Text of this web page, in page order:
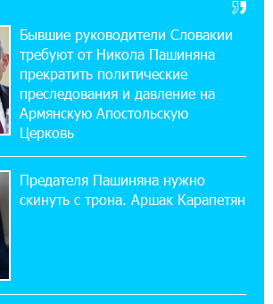
приложении Юнибанка теперь
зарегистрироваться также с помощью
31-07-2026
бонусы в играх»: IDBank
о кибератаках на школьников
31-07-2026
со временем будет расширяться. Когда-
это поймёт и рядовой армянин, но
31-07-2026
Бывшие руководители Словакии
требуют от Никола Пашиняна
прекратить политические
преследования и давление на
Армянскую Апостольскую
Церковь
Предателя Пашиняна нужно
скинуть с трона. Аршак Карапетян